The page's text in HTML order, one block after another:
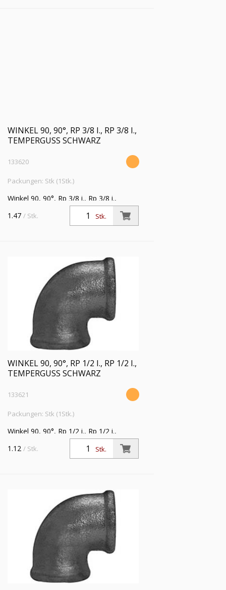
WINKEL 90, 90°, RP 3/8 I., RP 3/8 I.,
TEMPERGUSS SCHWARZ
133620
Packungen: Stk (1Stk.)
Winkel 90, 90°, Rp 3/8 i., Rp 3/8 i.,
Temperguss schwarz,
Betriebstemperatur -20 °C bis 300 °C,
Stk.
1.47 / Stk.
WINKEL 90, 90°, RP 1/2 I., RP 1/2 I.,
TEMPERGUSS SCHWARZ
133621
Packungen: Stk (1Stk.)
Winkel 90, 90°, Rp 1/2 i., Rp 1/2 i.,
Temperguss schwarz,
Betriebstemperatur -20 °C bis 300 °C,
Stk.
1.12 / Stk.